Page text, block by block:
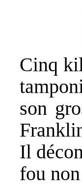
Cinq
son
Il
fou